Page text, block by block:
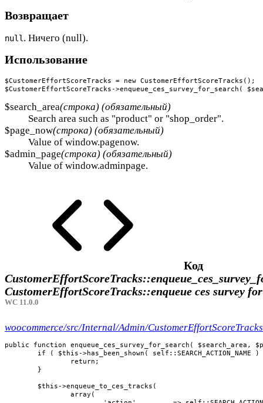
Возвращает
null . Ничего (null).
Использование
$CustomerEffortScoreTracks = new CustomerEffortScoreTracks();
$CustomerEffortScoreTracks->enqueue_ces_survey_for_search(
$search_area(строка) (обязательный)
Search area such as "product" or "shop_order".
$page_now(строка) (обязательный)
Value of window.pagenow.
$admin_page(строка) (обязательный)
Value of window.adminpage.
Код
CustomerEffortScoreTracks::enqueue ces survey
WC 11.0.0
woocommerce/src/Internal/Admin/
public function enqueue_ces_survey_for_search( $search_area,